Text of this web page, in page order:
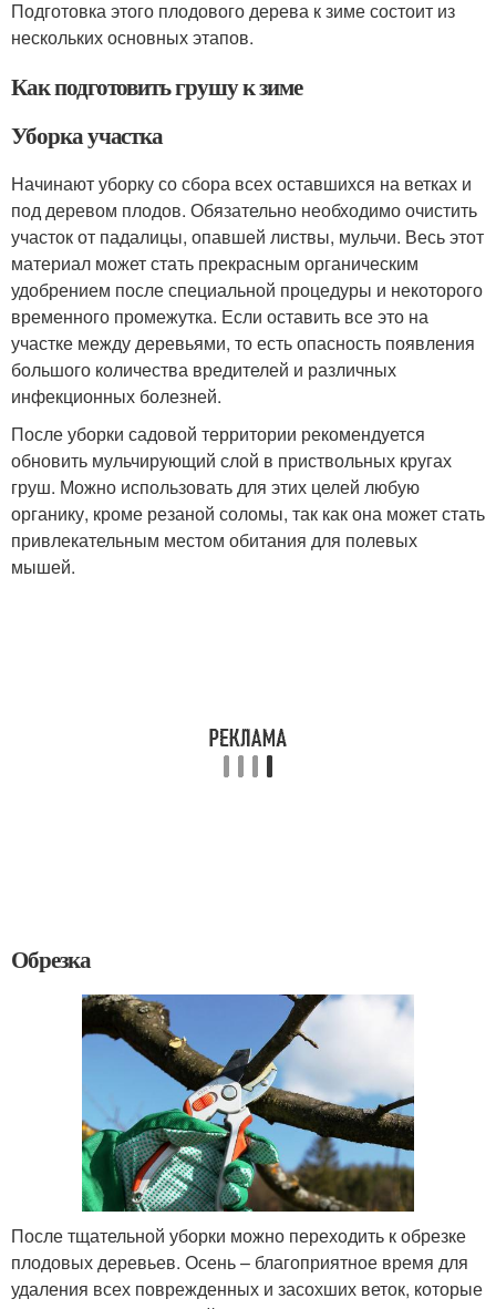
Подготовка этого плодового дерева к зиме состоит из
нескольких основных этапов.
Как подготовить грушу к зиме
Уборка участка
Начинают уборку со сбора всех оставшихся на ветках и
под деревом плодов. Обязательно необходимо очистить
участок от падалицы, опавшей листвы, мульчи. Весь этот
материал может стать прекрасным органическим
удобрением после специальной процедуры и некоторого
временного промежутка. Если оставить все это на
участке между деревьями, то есть опасность появления
большого количества вредителей и различных
инфекционных болезней.
После уборки садовой территории рекомендуется
обновить мульчирующий слой в приствольных кругах
груш. Можно использовать для этих целей любую
органику, кроме резаной соломы, так как она может стать
привлекательным местом обитания для полевых
мышей.
Обрезка
После тщательной уборки можно переходить к обрезке
плодовых деревьев. Осень – благоприятное время для
удаления всех поврежденных и засохших веток, которые